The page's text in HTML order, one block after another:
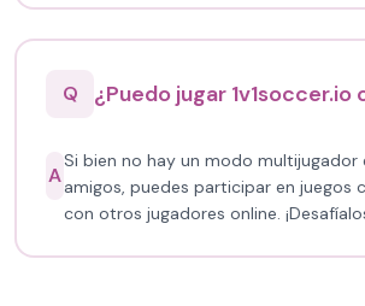
Q
¿Puedo jugar 1v1soccer.io
A
Si bien no hay un modo multijugador
amigos, puedes participar en juegos
con otros jugadores online.